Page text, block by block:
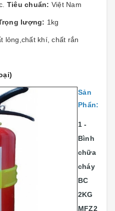
Tiêu chuẩn: Việt Nam
lượng: 1kg
lỏng,chất khí, chất rắn
Sản
Phẩn:
1 -
Bình
chữa
cháy
BC
2KG
MFZ2